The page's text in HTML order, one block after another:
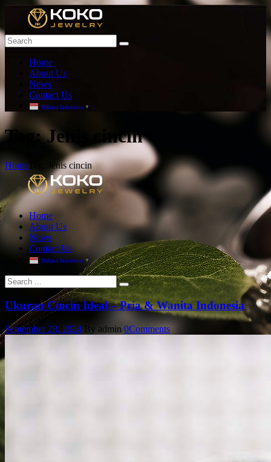
Home
About Us
News
Contact Us
Bahasa Indonesia ▼
T ag: Jenis cincin
Home Tag: Jenis cincin
Home
About Us
News
Contact Us
Bahasa Indonesia ▼
Ukuran Cincin Ideal – Pria & Wanita Indonesia
September 28, 2024 By admin 0Comments